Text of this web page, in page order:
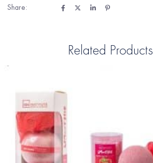
Share:
Related Products